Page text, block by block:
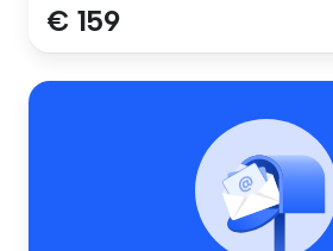
€ 159